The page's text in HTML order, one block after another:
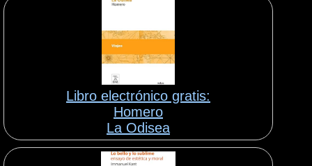
Libro electrónico gratis:
Homero
La Odisea